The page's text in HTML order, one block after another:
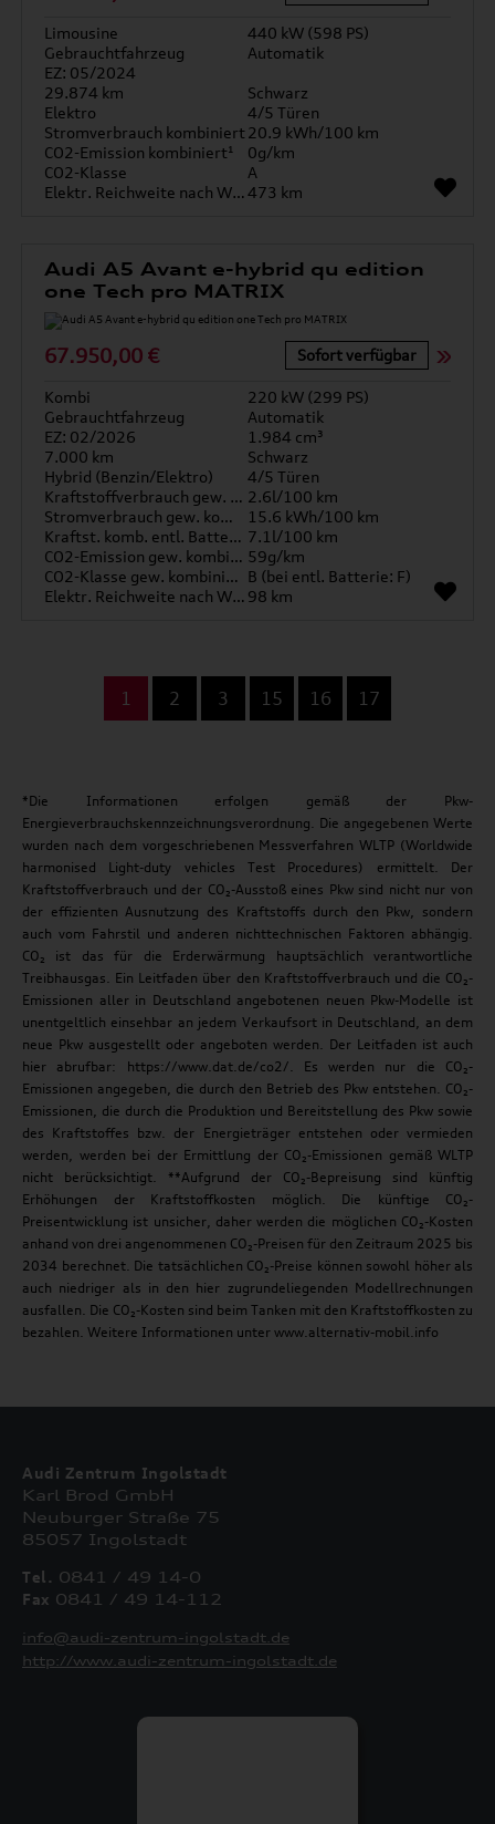
Limousine
440 kW (598 PS)
Gebrauchtfahrzeug
Automatik
EZ: 05/2024
29.874 km
Schwarz
Elektro
4/5 Türen
Stromverbrauch kombiniert20.9 kWh/100 km
CO2-Emission kombiniert¹
0g/km
CO2-Klasse
A
Elektr. Reichweite nach WLTP*473 km
Audi A5 Avant e-hybrid qu edition
one Tech pro MATRIX
67.950,00 € Sofort verfügbar
Kombi
220 kW (299 PS)
Gebrauchtfahrzeug
Automatik
EZ: 02/2026
1.984 cm³
7.000 km
Schwarz
Hybrid (Benzin/Elektro)
4/5 Türen
Kraftstoffverbrauch gew. kombiniert 2.6l/100 km
Stromverbrauch gew. kombiniert
15.6 kWh/100 km
Kraftst. komb. entl. Batterie 7.1l/100 km
CO2-Emission gew. kombiniert 59g/km
CO2-Klasse gew. kombiniert B (bei entl. Batterie: F)
Elektr. Reichweite nach WLTP* 98 km
1 2 3 15 16 17
*Die Informationen erfolgen gemäß der Pkw-
Energieverbrauchskennzeichnungsverordnung. Die angegebenen Werte
wurden nach dem vorgeschriebenen Messverfahren WLTP (Worldwide
harmonised Light-duty vehicles Test Procedures) ermittelt. Der
Kraftstoffverbrauch und der CO₂-Ausstoß eines Pkw sind nicht nur von
der effizienten Ausnutzung des Kraftstoffs durch den Pkw, sondern
auch vom Fahrstil und anderen nichttechnischen Faktoren abhängig.
CO₂ ist das für die Erderwärmung hauptsächlich verantwortliche
Treibhausgas. Ein Leitfaden über den Kraftstoffverbrauch und die CO₂-
Emissionen aller in Deutschland angebotenen neuen Pkw-Modelle ist
unentgeltlich einsehbar an jedem Verkaufsort in Deutschland, an dem
neue Pkw ausgestellt oder angeboten werden. Der Leitfaden ist auch
hier abrufbar: https://www.dat.de/co2/. Es werden nur die CO₂-
Emissionen angegeben, die durch den Betrieb des Pkw entstehen. CO₂-
Emissionen, die durch die Produktion und Bereitstellung des Pkw sowie
des Kraftstoffes bzw. der Energieträger entstehen oder vermieden
werden, werden bei der Ermittlung der CO₂-Emissionen gemäß WLTP
nicht berücksichtigt. **Aufgrund der CO₂-Bepreisung sind künftig
Erhöhungen der Kraftstoffkosten möglich. Die künftige CO₂-
Preisentwicklung ist unsicher, daher werden die möglichen CO₂-Kosten
anhand von drei angenommenen CO₂-Preisen für den Zeitraum 2025 bis
2034 berechnet. Die tatsächlichen CO₂-Preise können sowohl höher als
auch niedriger als in den hier zugrundeliegenden Modellrechnungen
ausfallen. Die CO₂-Kosten sind beim Tanken mit den Kraftstoffkosten zu
bezahlen. Weitere Informationen unter www.alternativ-mobil.info
Audi Zentrum Ingolstadt
Karl Brod GmbH
Neuburger Straße 75
85057 Ingolstadt
Tel. 0841 / 49 14-0
Fax 0841 / 49 14-112
info@audi-zentrum-ingolstadt.de
http://www.audi-zentrum-ingolstadt.de